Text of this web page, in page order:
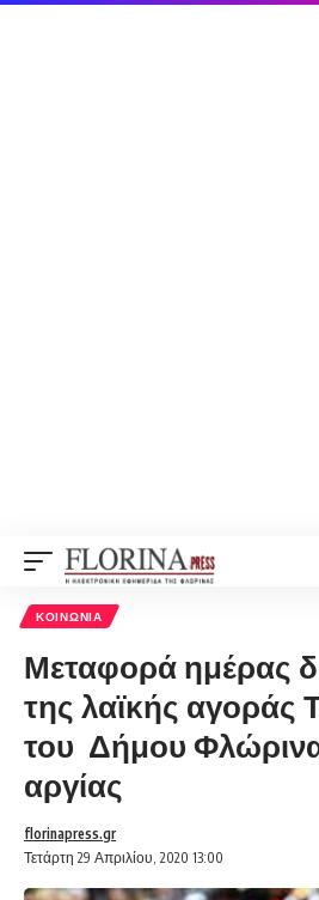
ΚΟΙΝΩΝΊΑ
Μεταφορά ημέρας
της λαϊκής αγοράς
του Δήμου
αργίας
Τετάρτη 29 Απριλίου, 2020 13:00
florinapress.gr